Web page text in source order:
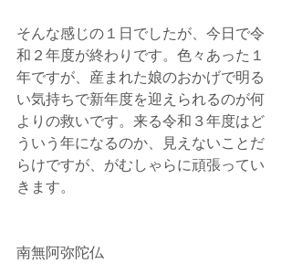
そんな感じの１日でしたが、今日で令
和２年度が終わりです。色々あった１
年ですが、産まれた娘のおかげで明る
い気持ちで新年度を迎えられるのが何
よりの救いです。来る令和３年度はど
ういう年になるのか、見えないことだ
らけですが、がむしゃらに頑張ってい
きます。
南無阿弥陀仏